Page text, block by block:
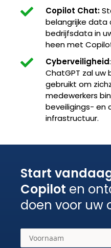
Copilot Chat:
belangrijke data
bedrijfsdata in
heen met
Cyberveiligheid
ChatGPT zal
gebruikt om
medewerkers
beveiligings- en
infrastructuur.
Start
Copilot en
doen voor uw